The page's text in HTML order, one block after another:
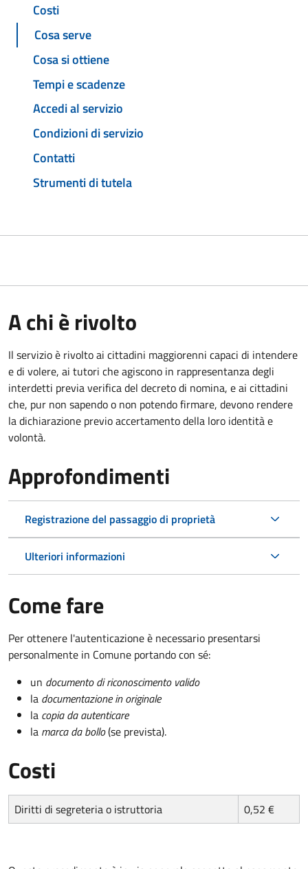
Costi
Cosa serve
Cosa si ottiene
Tempi e scadenze
Accedi al servizio
Condizioni di servizio
Contatti
Strumenti di tutela
A chi è rivolto
Il servizio è rivolto ai cittadini maggiorenni capaci di intendere
e di volere, ai tutori che agiscono in rappresentanza degli
interdetti previa verifica del decreto di nomina, e ai cittadini
che, pur non sapendo o non potendo firmare, devono rendere
la dichiarazione previo accertamento della loro identità e
volontà.
Approfondimenti
Registrazione del passaggio di proprietà
Ulteriori informazioni
Come fare
Per ottenere l'autenticazione è necessario presentarsi
personalmente in Comune portando con sé:
un documento di riconoscimento valido
la documentazione in originale
la copia da autenticare
la marca da bollo(se prevista).
Costi
Diritti di segreteria o istruttoria 0,52 €